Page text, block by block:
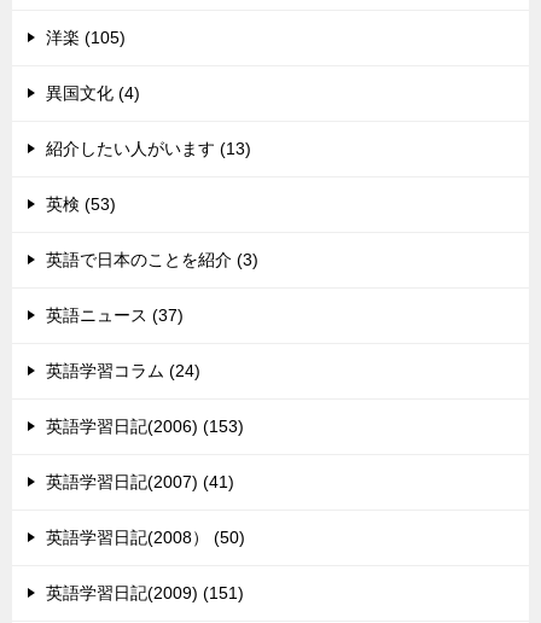
洋楽 (105)
異国文化 (4)
紹介したい人がいます (13)
英検 (53)
英語で日本のことを紹介 (3)
英語ニュース (37)
英語学習コラム (24)
英語学習日記(2006) (153)
英語学習日記(2007) (41)
英語学習日記(2008） (50)
英語学習日記(2009) (151)